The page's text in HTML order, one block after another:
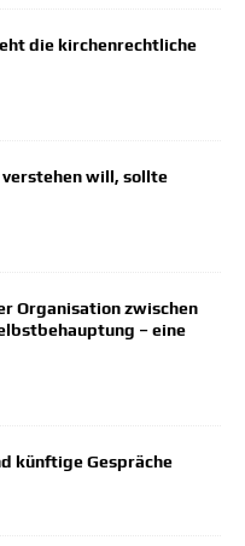
die kirchenrechtliche
will, sollte
Organisation zwischen
– eine
künftige Gespräche